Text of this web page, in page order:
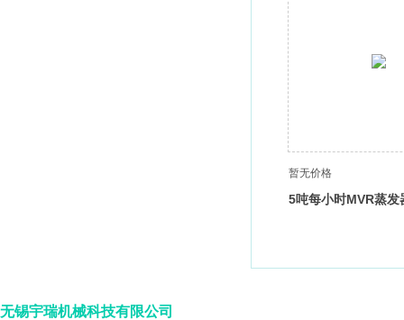
暂无价格
5吨每小时MVR蒸发
无锡宇瑞机械科技有限公司